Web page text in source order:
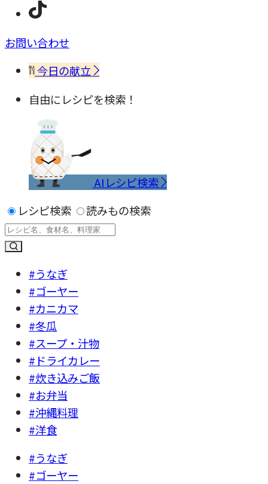
お問い合わせ
今日の献立
自由にレシピを検索！
AIレシピ検索
レシピ検索
読みもの検索
#うなぎ
#ゴーヤー
#カニカマ
#冬瓜
#スープ・汁物
#ドライカレー
#炊き込みご飯
#お弁当
#沖縄料理
#洋食
#うなぎ
#ゴーヤー